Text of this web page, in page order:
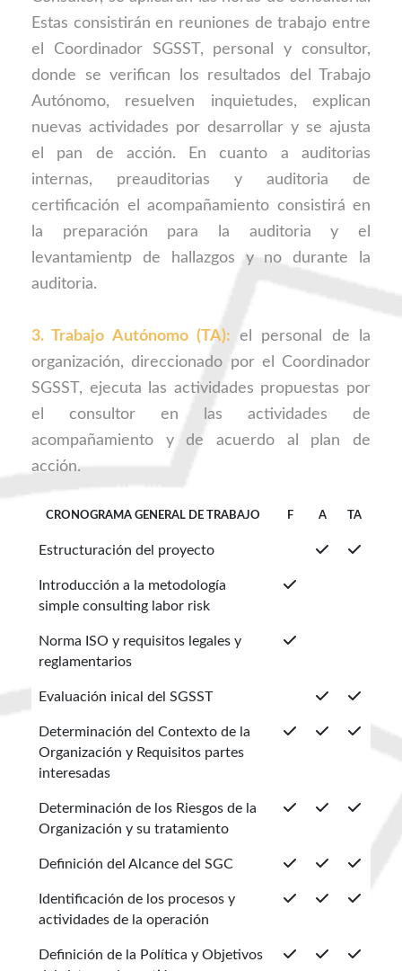
Estas consistirán en reuniones de trabajo entre
el Coordinador SGSST, personal y consultor,
donde se verifican los resultados del Trabajo
Autónomo, resuelven inquietudes, explican
nuevas actividades por desarrollar y se ajusta
el pan de acción. En cuanto a auditorias
internas, preauditorias y auditoria de
certificación el acompañamiento consistirá en
la preparación para la auditoria y el
levantamientp de hallazgos y no durante la
auditoria.
3. Trabajo Autónomo (TA): el personal de la
organización, direccionado por el Coordinador
SGSST, ejecuta las actividades propuestas por
el consultor en las actividades de
acompañamiento y de acuerdo al plan de
acción.
CRONOGRAMA GENERAL DE TRABAJO F A TA
Estructuración del proyecto
Introducción a la metodología
simple consulting labor risk
Norma ISO y requisitos legales y
reglamentarios
Evaluación inical del SGSST
Determinación del Contexto de la
Organización y Requisitos partes
interesadas
Determinación de los Riesgos de la
Organización y su tratamiento
Definición del Alcance del SGC
Identificación de los procesos y
actividades de la operación
Definición de la Política y Objetivos